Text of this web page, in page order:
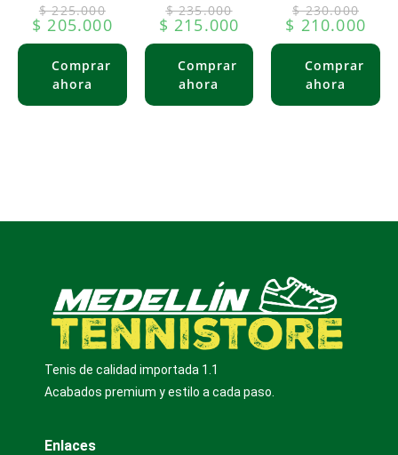
$225.000
$ 205.000
$235.000
$ 215.000
$230.000
$ 210.000
Tenis de calidad importada 1.1
Acabados premium y estilo a cada paso.
Enlaces